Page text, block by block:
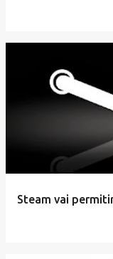
Steam vai